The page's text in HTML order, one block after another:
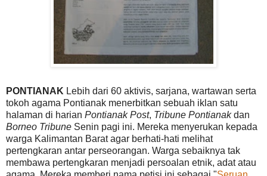
PONTIANAK Lebih dari 60 aktivis, sarjana, wartawan serta
tokoh agama Pontianak menerbitkan sebuah iklan satu
halaman di harian Pontianak Post, Tribune Pontianakdan
Borneo Tribune Senin pagi ini. Mereka menyerukan kepada
warga Kalimantan Barat agar berhati-hati melihat
pertengkaran antar perseorangan. Warga sebaiknya tak
membawa pertengkaran menjadi persoalan etnik, adat atau